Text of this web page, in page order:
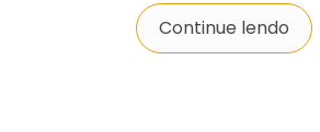
Continue lendo